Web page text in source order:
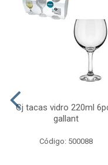
Cj tacas vidro 220ml
gallant
Código: 500088